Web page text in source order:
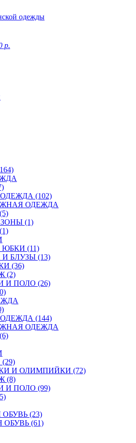
одежды
р.
(102)
ОДЕЖДА
(1)
(11)
БЛУЗЫ (13)
(36)
(2)
И ПОЛО (26)
(144)
ОДЕЖДА
И ОЛИМПИЙКИ (72)
(8)
И ПОЛО (99)
(23)
(61)